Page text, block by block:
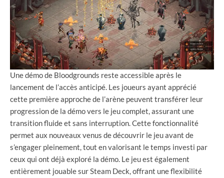
Une démo de Bloodgrounds reste accessible après le
lancement de l’accès anticipé. Les joueurs ayant apprécié
cette première approche de l’arène peuvent transférer leur
progression de la démo vers le jeu complet, assurant une
transition fluide et sans interruption. Cette fonctionnalité
permet aux nouveaux venus de découvrir le jeu avant de
s’engager pleinement, tout en valorisant le temps investi par
ceux qui ont déjà exploré la démo. Le jeu est également
entièrement jouable sur Steam Deck, offrant une flexibilité